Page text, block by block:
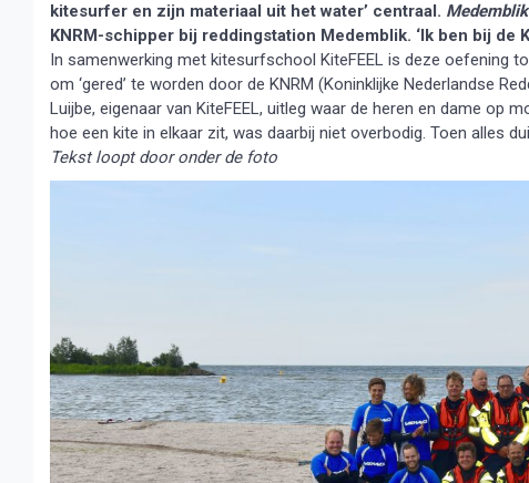
kitesurfer en zijn materiaal uit het water’ centraal.
KNRM-schipper bij reddingstation Medemblik. ‘Ik ben bij de
In samenwerking met kitesurfschool KiteFEEL is deze oefening
om ‘gered’ te worden door de KNRM (Koninklijke Nederlandse
Luijbe, eigenaar van KiteFEEL, uitleg waar de heren en dame op
hoe een kite in elkaar zit, was daarbij niet overbodig. Toen alles
Tekst loopt door onder de foto